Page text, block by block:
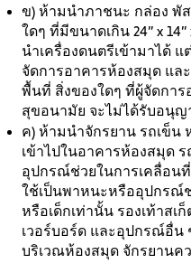
ข) ห้ามนำภาชนะ กล่อง พัส
ใดๆ ที่มีขนาดเกิน 24” x
นำเครื่องดนตรีเข้ามาได้
จัดการอาคารห้องสมุด แล
พื้นที่ สิ่งของใดๆ ที่ผู้จัดกา
สุขอนามัย จะไม่ได้รับอนุญ
ค) ห้ามนำจักรยาน รถเข็
เข้าไปในอาคารห้องสมุด
อุปกรณ์ช่วยในการเคลื่อน
ใช้เป็นพาหนะหรืออุปกรณ์
หรือเด็กเท่านั้น รองเท้าสเ
เวอร์บอร์ด และอุปกรณ์อื่
บริเวณห้องสมุด จักรยานค